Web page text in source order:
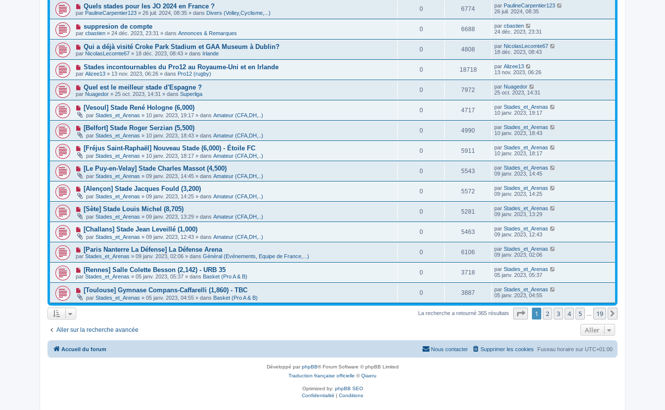
s
a
g
e
m
e
s
a
g
e
e
a
u
m
e
s
s
a
g
e
N
o
u
e
a
u
m
e
s
s
a
g
e
Quels stades pour les JO 2024 en France ?
par PaulineCarpentier123 » 26 juil. 2024, 08:35 » dans Divers (Volley,Cyclisme,...)
0 6774 par PaulineCarpentier123
26 juil. 2024, 08:35
N
o
u
e
a
u
m
e
s
s
a
g
e
suppresion de compte
par cbastien » 24 déc. 2023, 23:31 » dans Annonces & Remarques
0 6688 par cbastien
24 déc. 2023, 23:31
N
o
u
v
e
a
u
m
e
s
s
a
g
e
Qui a déjà visité Croke Park Stadium et GAA Museum à Dublin?
par NicolasLecomte67 » 18 déc. 2023, 08:43 » dans Irlande
0 4808 par NicolasLecomte67
18 déc. 2023, 08:43
N
o
u
e
a
u
m
e
s
s
a
g
e
Stades incontournables du Pro12 au Royaume-Uni et en Irlande
par Alizee13 » 13 nov. 2023, 06:26 » dans Pro12 (rugby)
0 18718 par Alizee13
13 nov. 2023, 06:26
N
o
u
v
a
u
m
e
s
s
a
g
e
Quel est le meilleur stade d'Espagne ?
par Nuagedor » 25 oct. 2023, 14:31 » dans Superliga
0 7972 par Nuagedor
25 oct. 2023, 14:31
N
o
u
v
a
u
m
e
s
s
a
g
e
[Vesoul] Stade René Hologne (6,000)
par Stades_et_Arenas » 10 janv. 2023, 19:17 » dans Amateur (CFA,DH,..)
0 4717 par Stades_et_Arenas
10 janv. 2023, 19:17
N
o
u
v
a
u
m
e
s
s
a
g
e
[Belfort] Stade Roger Serzian (5,500)
par Stades_et_Arenas » 10 janv. 2023, 18:43 » dans Amateur (CFA,DH,..)
0 4990 par Stades_et_Arenas
10 janv. 2023, 18:43
N
o
u
v
a
u
m
e
s
s
a
g
e
[Fréjus Saint-Raphaël] Nouveau Stade (6,000) - Étoile FC
par Stades_et_Arenas » 10 janv. 2023, 18:17 » dans Amateur (CFA,DH,..)
0 5911 par Stades_et_Arenas
10 janv. 2023, 18:17
N
o
u
v
a
u
m
e
s
s
a
g
e
[Le Puy-en-Velay] Stade Charles Massot (4,500)
par Stades_et_Arenas » 09 janv. 2023, 14:45 » dans Amateur (CFA,DH,..)
0 5543 par Stades_et_Arenas
09 janv. 2023, 14:45
N
o
u
v
a
u
m
e
s
s
a
g
e
[Alençon] Stade Jacques Fould (3,200)
par Stades_et_Arenas » 09 janv. 2023, 14:25 » dans Amateur (CFA,DH,..)
0 5572 par Stades_et_Arenas
09 janv. 2023, 14:25
N
o
u
v
a
u
m
e
s
s
a
g
e
[Sète] Stade Louis Michel (8,705)
par Stades_et_Arenas » 09 janv. 2023, 13:29 » dans Amateur (CFA,DH,..)
0 5281 par Stades_et_Arenas
09 janv. 2023, 13:29
N
o
u
v
a
u
m
e
s
s
a
g
e
[Challans] Stade Jean Leveillé (1,000)
par Stades_et_Arenas » 09 janv. 2023, 12:43 » dans Amateur (CFA,DH,..)
0 5463 par Stades_et_Arenas
09 janv. 2023, 12:43
N
o
u
v
a
u
m
e
s
s
[Paris Nanterre La Défense] La Défense Arena
par Stades_et_Arenas » 09 janv. 2023, 02:06 » dans Général (Evénements, Equipe de France,...)
0 6106 par Stades_et_Arenas
09 janv. 2023, 02:06
N
o
u
v
a
u
s
a
g
[Rennes] Salle Colette Besson (2,142) - URB 35
par Stades_et_Arenas » 05 janv. 2023, 05:37 » dans Basket (Pro A & B)
0 3718 par Stades_et_Arenas
05 janv. 2023, 05:37
N
o
u
v
m
s
s
[Toulouse] Gymnase Compans-Caffarelli (1,860) - TBC
par Stades_et_Arenas » 05 janv. 2023, 04:55 » dans Basket (Pro A & B)
0 3887 par Stades_et_Arenas
05 janv. 2023, 04:55
La recherche a retourné 365 résultats Page sur19
1 2 3 4 5 19
Aller sur la recherche avancée Aller
Accueil du forum Fuseau horaire sur UTC+01:00
Supprimer les cookies
Nous contacter
Développé parphpBB® Forum Software © phpBB Limited
Traduction française officielle ©Qiaeru
Optimized by: phpBB SEO
Confidentialité | Conditions